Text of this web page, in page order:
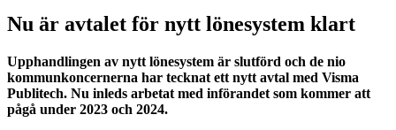
Nu är avtalet för nytt lönesystem klart
Upphandlingen av nytt lönesystem är slutförd och de nio
kommunkoncernerna har tecknat ett nytt avtal med Visma
Publitech. Nu inleds arbetat med införandet som kommer att
pågå under 2023 och 2024.